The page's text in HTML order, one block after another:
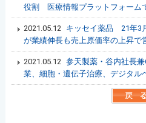
役割 医療情報プラットフォーム
2021.05.12
キッセイ薬品 21年3
が業績伸長も売上原価率の上昇で
2021.05.12 参天製薬・谷内社長
業、細胞・遺伝子治療、デジタル